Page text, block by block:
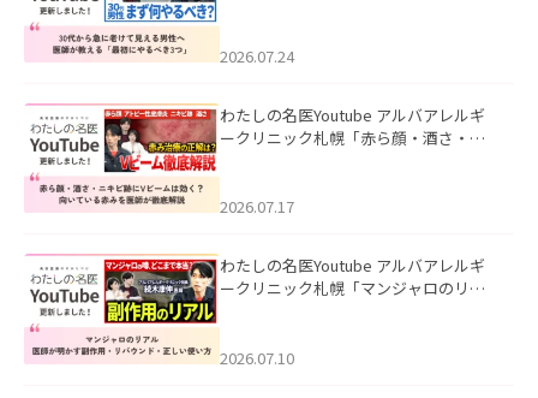
た。
2026.07.24
わたしの名医Youtube アルバアレルギ
ークリニック札幌「赤ら顔・酒さ・ニ
した。
2026.07.17
わたしの名医Youtube アルバアレルギ
ークリニック札幌「マンジャロのリア
た。
2026.07.10